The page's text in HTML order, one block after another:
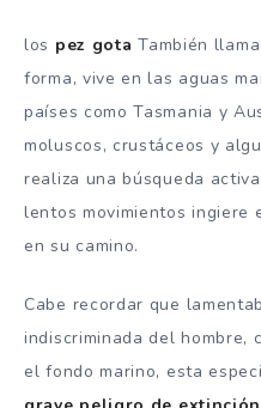
los pez gota También
forma, vive en las aguas
países como Tasmania y
moluscos, crustáceos y
realiza una búsqueda
lentos movimientos ingiere
en su camino.
Cabe recordar que
indiscriminada del hombre,
el fondo marino, esta